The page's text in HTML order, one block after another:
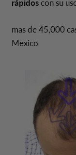
rápidoscon su
mas de 45,000
Mexico